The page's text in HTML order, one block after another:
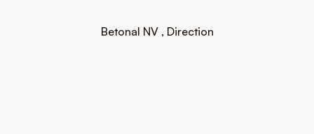
Betonal NV , Direction